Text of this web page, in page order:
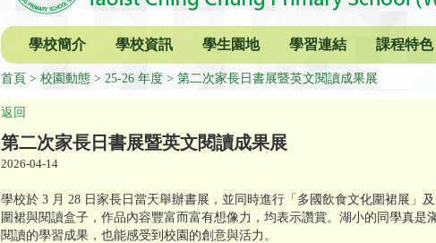
學校簡介 學校資訊 學生園地 學習連結 課程特色
首頁 校園動態 25-26 年度 第二次家長日書展暨英文閱讀成果展
返回
第二次家長日書展暨英文閱讀成果展
2026-04-14
學校於 3 月 28 日家長日當天舉辦書展，並同時進行「多國飲食文化圍裙展」
圍裙與閱讀盒子，作品內容豐富而富有想像力，均表示讚賞。湖小的同學真
閱讀的學習成果，也能感受到校園的創意與活力。